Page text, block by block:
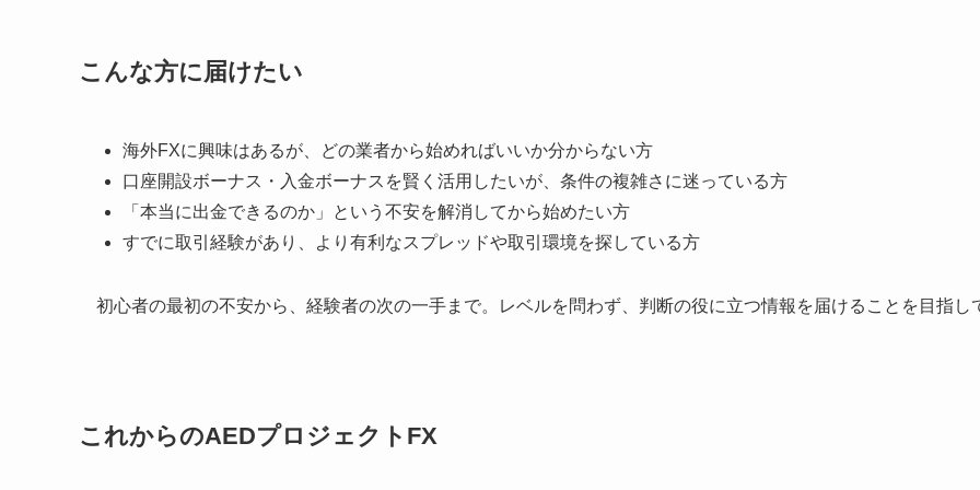
こんな方に届けたい
海外FXに興味はあるが、どの業者から始めればいいか分からない方
口座開設ボーナス・入金ボーナスを賢く活用したいが、条件の複雑さに迷っている方
「本当に出金できるのか」という不安を解消してから始めたい方
すでに取引経験があり、より有利なスプレッドや取引環境を探している方
初心者の最初の不安から、経験者の次の一手まで。レベルを問わず、判断の役に立つ情報を届けることを目指し
これからのAEDプロジェクトFX